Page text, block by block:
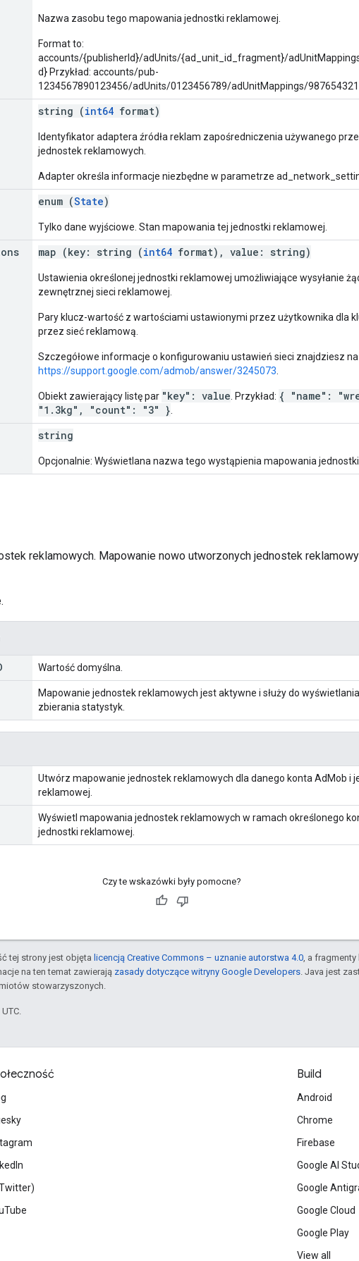
Nazwa zasobu tego mapowania jednostki reklamowej.
Format to:
accounts/{publisherId}/adUnits/{ad_unit_id_fragment}/
d} Przykład: accounts/pub-
1234567890123456/adUnits/0123456789/adUnitMappings/987654321
string (int64 format)
Identyfikator adaptera źródła reklam zapośredniczenia używanego
jednostek reklamowych.
Adapter określa informacje niezbędne w parametrze
enum (State)
Tylko dane wyjściowe. Stan mapowania tej jednostki reklamowej.
map (key: string (int64 format), value: string)
Ustawienia określonej jednostki reklamowej umożliwiające wysyłanie
zewnętrznej sieci reklamowej.
Pary klucz-wartość z wartościami ustawionymi przez użytkownika dla
przez sieć reklamową.
Szczegółowe informacje o konfigurowaniu ustawień sieci znajdziesz
https://support.google.com/admob/answer/3245073
Obiekt zawierający listę par "key": value . Przykład: { "name":
"1.3kg", "count": "3" }
string
Opcjonalnie: Wyświetlana nazwa tego wystąpienia mapowania
reklamowych. Mapowanie nowo utworzonych jednostek
Wartość domyślna.
Mapowanie jednostek reklamowych jest aktywne i służy do
zbierania statystyk.
Utwórz mapowanie jednostek reklamowych dla danego konta AdMob i
reklamowej.
Wyświetl mapowania jednostek reklamowych w ramach określonego
jednostki reklamowej.
Czy te wskazówki były pomocne?
tej strony jest objęta licencją Creative Commons – uznanie autorstwa 4.0 , a
na ten temat zawierają zasady dotyczące witryny Google Developers . Java jest
stowarzyszonych.
Build
Android
Chrome
Firebase
Google AI
Google
Google Cloud
Google Play
View all